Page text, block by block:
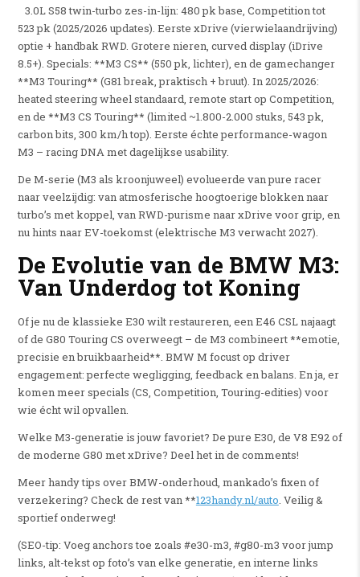
3.0L S58 twin-turbo zes-in-lijn: 480 pk base, Competition tot
523 pk (2025/2026 updates). Eerste xDrive (vierwielaandrijving)
optie + handbak RWD. Grotere nieren, curved display (iDrive
8.5+). Specials: **M3 CS** (550 pk, lichter), en de gamechanger
**M3 Touring** (G81 break, praktisch + bruut). In 2025/2026:
heated steering wheel standaard, remote start op Competition,
en de **M3 CS Touring** (limited ~1.800-2.000 stuks, 543 pk,
carbon bits, 300 km/h top). Eerste échte performance-wagon
M3 – racing DNA met dagelijkse usability.
De M-serie (M3 als kroonjuweel) evolueerde van pure racer
naar veelzijdig: van atmosferische hoogtoerige blokken naar
turbo’s met koppel, van RWD-purisme naar xDrive voor grip, en
nu hints naar EV-toekomst (elektrische M3 verwacht 2027).
De Evolutie van de BMW M3:
Van Underdog tot Koning
Of je nu de klassieke E30 wilt restaureren, een E46 CSL najaagt
of de G80 Touring CS overweegt – de M3 combineert **emotie,
precisie en bruikbaarheid**. BMW M focust op driver
engagement: perfecte wegligging, feedback en balans. En ja, er
komen meer specials (CS, Competition, Touring-edities) voor
wie écht wil opvallen.
Welke M3-generatie is jouw favoriet? De pure E30, de V8 E92 of
de moderne G80 met xDrive? Deel het in de comments!
Meer handy tips over BMW-onderhoud, mankado’s fixen of
verzekering? Check de rest van **123handy.nl/auto. Veilig &
sportief onderweg!
(SEO-tip: Voeg anchors toe zoals #e30-m3, #g80-m3 voor jump
links, alt-tekst op foto’s van elke generatie, en interne links